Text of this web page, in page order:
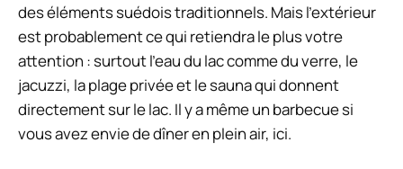
des éléments suédois traditionnels. Mais l’extérieur
est probablement ce qui retiendra le plus votre
attention : surtout l’eau du lac comme du verre, le
jacuzzi, la plage privée et le sauna qui donnent
directement sur le lac. Il y a même un barbecue si
vous avez envie de dîner en plein air, ici.